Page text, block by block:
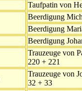
Taufpatin von
Beerdigung
Beerdigung
Beerdigung
Trauzeuge von
220 + 221
Trauzeuge von
32 + 33